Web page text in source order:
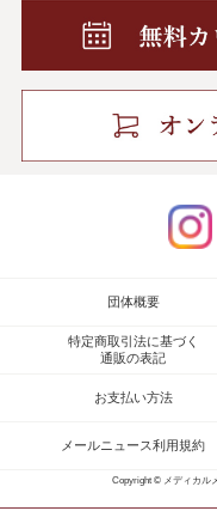
団体概要
特定商取引法に基づく
通販の表記
お支払い方法
メールニュース利用規約
Copyright © メディカル